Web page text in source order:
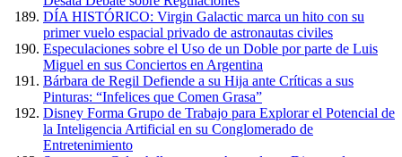
DÍA HISTÓRICO: Virgin Galactic marca un hito con su
primer vuelo espacial privado de astronautas civiles
Especulaciones sobre el Uso de un Doble por parte de Luis
Miguel en sus Conciertos en Argentina
Bárbara de Regil Defiende a su Hija ante Críticas a sus
Pinturas: “Infelices que Comen Grasa”
Disney Forma Grupo de Trabajo para Explorar el Potencial de
la Inteligencia Artificial en su Conglomerado de
Entretenimiento